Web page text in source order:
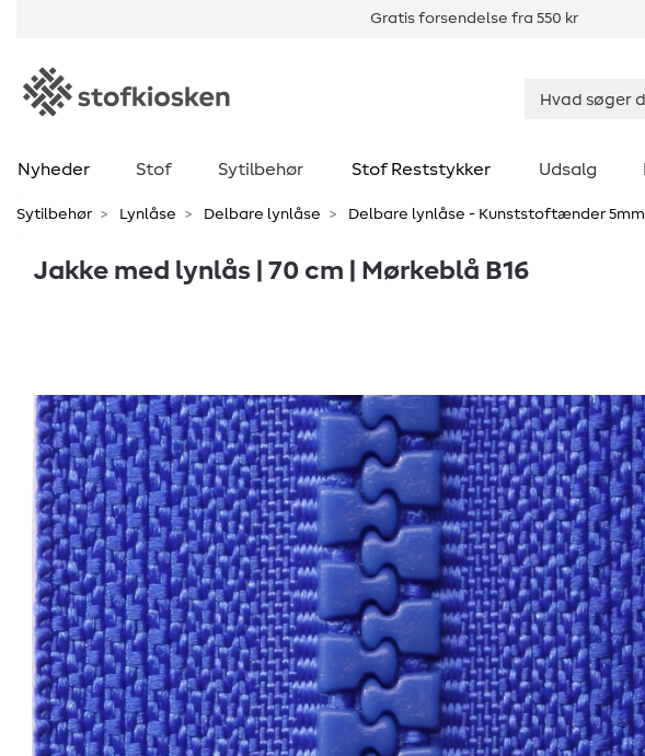
Gratis forsendelse fra 550 kr
Nyheder Stof Sytilbehør Stof Reststykker Udsalg
Sytilbehør Lynlåse Delbare lynlåse Delbare lynlåse - Kunststoftænder 5mm
Jakke med lynlås | 70 cm | Mørkeblå B16